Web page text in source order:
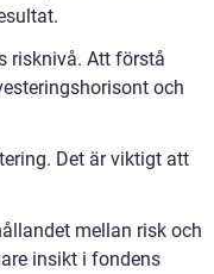
risknivå. Att förstå
och
Det är viktigt att
mellan risk och
insikt i fondens